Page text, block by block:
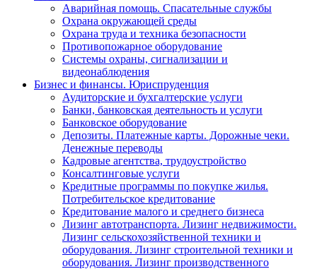
Аварийная помощь. Спасательные службы
Охрана окружающей среды
Охрана труда и техника безопасности
Противопожарное оборудование
Системы охраны, сигнализации и
видеонаблюдения
Бизнес и финансы. Юриспруденция
Аудиторские и бухгалтерские услуги
Банки, банковская деятельность и услуги
Банковское оборудование
Депозиты. Платежные карты. Дорожные чеки.
Денежные переводы
Кадровые агентства, трудоустройство
Консалтинговые услуги
Кредитные программы по покупке жилья.
Потребительское кредитование
Кредитование малого и среднего бизнеса
Лизинг автотранспорта. Лизинг недвижимости.
Лизинг сельскохозяйственной техники и
оборудования. Лизинг строительной техники и
оборудования. Лизинг производственного